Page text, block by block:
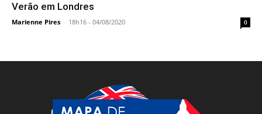
Verão em Londres
Marienne Pires - 18h16 - 04/08/2020 0